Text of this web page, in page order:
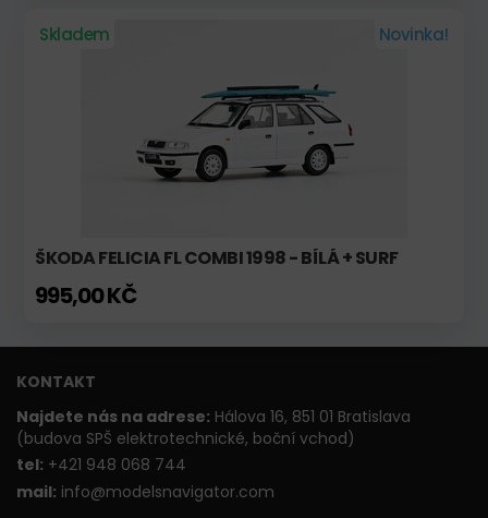
Skladem Novinka!
ŠKODA FELICIA FL COMBI 1998 - BÍLÁ + SURF
995,00 KČ
KONTAKT
Najdete nás na adrese: Hálova 16, 851 01 Bratislava
(budova SPŠ elektrotechnické, boční vchod)
tel: +421 948 068 744
mail: info@modelsnavigator.com